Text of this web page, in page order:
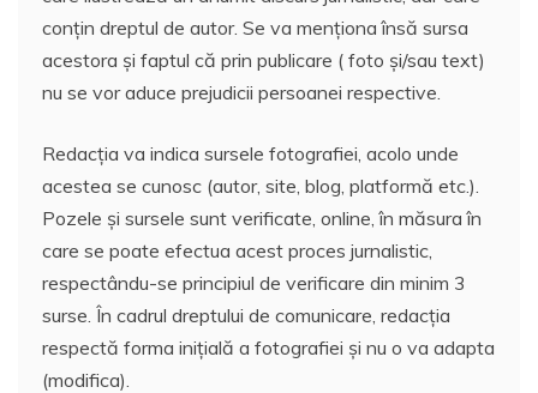
conțin dreptul de autor. Se va menționa însă sursa
acestora și faptul că prin publicare ( foto și/sau text)
nu se vor aduce prejudicii persoanei respective.
Redacția va indica sursele fotografiei, acolo unde
acestea se cunosc (autor, site, blog, platformă etc.).
Pozele și sursele sunt verificate, online, în măsura în
care se poate efectua acest proces jurnalistic,
respectându-se principiul de verificare din minim 3
surse. În cadrul dreptului de comunicare, redacția
respectă forma inițială a fotografiei și nu o va adapta
(modifica).